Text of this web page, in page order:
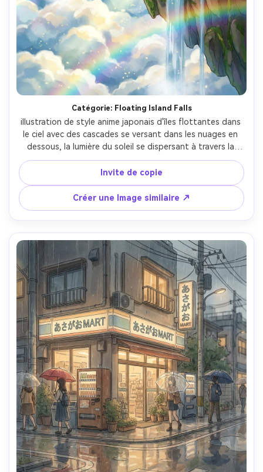
Catégorie: Floating Island Falls
illustration de style anime japonais d'îles flottantes dans
le ciel avec des cascades se versant dans les nuages en
dessous, la lumière du soleil se dispersant à travers la
brume, la verdure luxuriante et les petites falaises, des
formes vibrantes ombragées de cel avec le ciel peint à la
main, l'ambiance fantastique épique, belle composition,
objectif de 85 mm, profondeur de champ peu profonde-
AR 4:5
Invite de copie
Créer une Image similaire ↗